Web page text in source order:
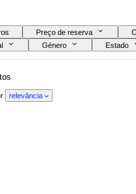
Preço de reserva
Género Estado
cores
Cor exata
relevância